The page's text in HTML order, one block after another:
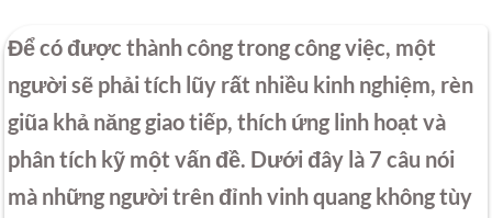
Để có được thành công trong công việc, một
người sẽ phải tích lũy rất nhiều kinh nghiệm, rèn
giũa khả năng giao tiếp, thích ứng linh hoạt và
phân tích kỹ một vấn đề. Dưới đây là 7 câu nói
mà những người trên đỉnh vinh quang không tùy